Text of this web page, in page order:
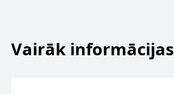
Vairāk informācijas